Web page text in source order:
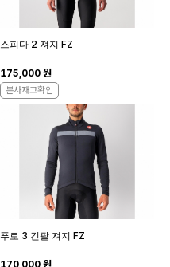
스피다 2 져지 FZ
175,000 원
본사재고확인
푸로 3 긴팔 져지 FZ
170,000 원